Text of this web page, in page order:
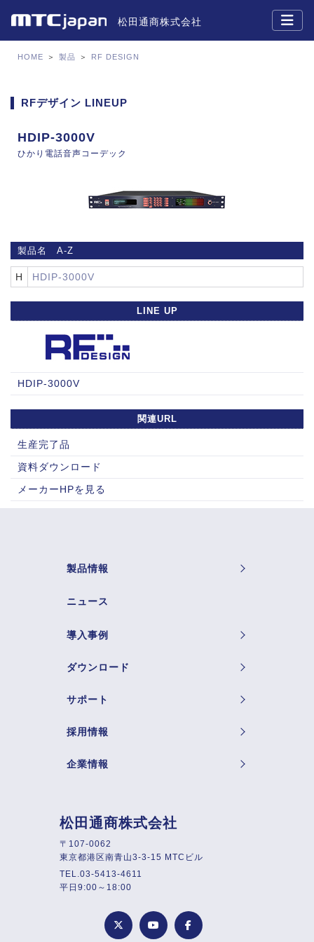
松田通商株式会社
HOME ＞ 製品 ＞ RF DESIGN
RFデザイン LINEUP
HDIP-3000V
ひかり電話音声コーデック
製品名 A-Z
H HDIP-3000V
LINE UP
HDIP-3000V
関連URL
生産完了品
資料ダウンロード
メーカーHPを見る
製品情報
ニュース
導入事例
ダウンロード
サポート
採用情報
企業情報
松田通商株式会社
〒107-0062
東京都港区南青山3-3-15 MTCビル
TEL.03-5413-4611
平日9:00～18:00